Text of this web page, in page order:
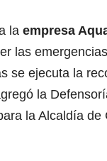
la empresa
las
se ejecuta la
la
la Alcaldía